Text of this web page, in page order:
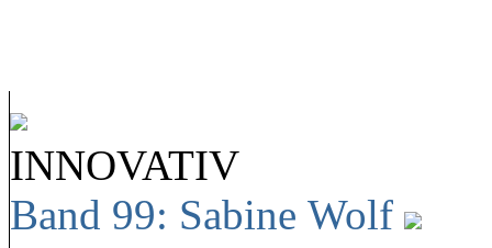
INNOVATIV
Band 99: Sabine Wolf